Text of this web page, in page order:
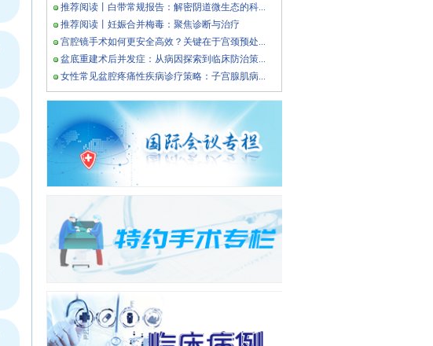
推荐阅读丨白带常规报告：解密阴道微生态的科...
推荐阅读丨妊娠合并梅毒：聚焦诊断与治疗
宫腔镜手术如何更安全高效？关键在于宫颈预处...
盆底重建术后并发症：从病因探索到临床防治策...
女性常见盆腔疼痛性疾病诊疗策略：子宫腺肌病...